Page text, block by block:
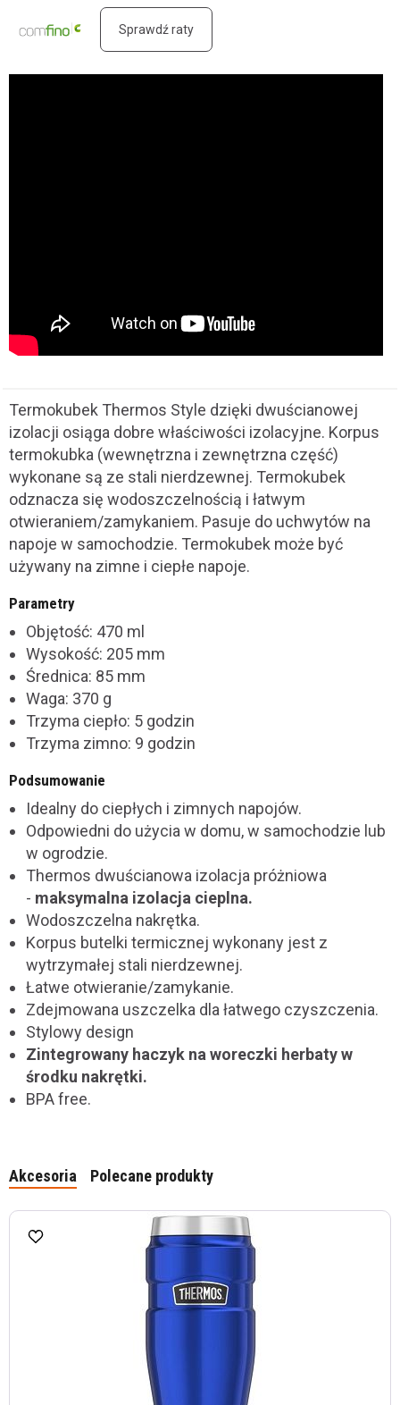
Sprawdź raty
Termokubek Thermos Style dzięki dwuścianowej
izolacji osiąga dobre właściwości izolacyjne. Korpus
termokubka (wewnętrzna i zewnętrzna część)
wykonane są ze stali nierdzewnej. Termokubek
odznacza się wodoszczelnością i łatwym
otwieraniem/zamykaniem. Pasuje do uchwytów na
napoje w samochodzie. Termokubek może być
używany na zimne i ciepłe napoje.
Parametry
Objętość: 470 ml
Wysokość: 205 mm
Średnica: 85 mm
Waga: 370 g
Trzyma ciepło: 5 godzin
Trzyma zimno: 9 godzin
Podsumowanie
Idealny do ciepłych i zimnych napojów.
Odpowiedni do użycia w domu, w samochodzie lub
w ogrodzie.
Thermos dwuścianowa izolacja próżniowa
- maksymalna izolacja cieplna.
Wodoszczelna nakrętka.
Korpus butelki termicznej wykonany jest z
wytrzymałej stali nierdzewnej.
Łatwe otwieranie/zamykanie.
Zdejmowana uszczelka dla łatwego czyszczenia.
Stylowy design
Zintegrowany haczyk na woreczki herbaty w
środku nakrętki.
BPA free.
Akcesoria Polecane produkty